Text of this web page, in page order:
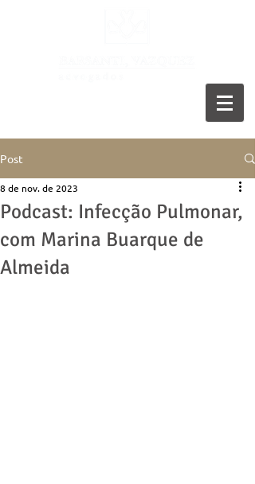
Post
Podcast: Infecção Pulmonar,
com Marina Buarque de
Almeida
8 de nov. de 2023